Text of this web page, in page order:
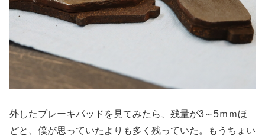
外したブレーキパッドを見てみたら、残量が3～5ｍｍほ
どと、僕が思っていたよりも多く残っていた。もうちょい